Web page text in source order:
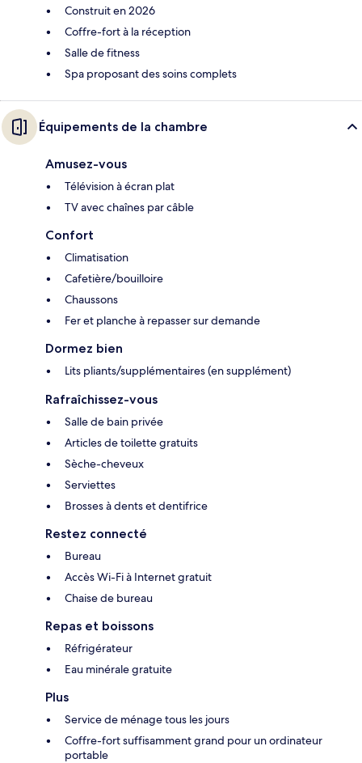
Construit en 2026
Coffre-fort à la réception
Salle de fitness
Spa proposant des soins complets
Équipements de la chambre
Amusez-vous
Télévision à écran plat
TV avec chaînes par câble
Confort
Climatisation
Cafetière/bouilloire
Chaussons
Fer et planche à repasser sur demande
Dormez bien
Lits pliants/supplémentaires (en supplément)
Rafraîchissez-vous
Salle de bain privée
Articles de toilette gratuits
Sèche-cheveux
Serviettes
Brosses à dents et dentifrice
Restez connecté
Bureau
Accès Wi-Fi à Internet gratuit
Chaise de bureau
Repas et boissons
Réfrigérateur
Eau minérale gratuite
Plus
Service de ménage tous les jours
Coffre-fort suffisamment grand pour un ordinateur
portable